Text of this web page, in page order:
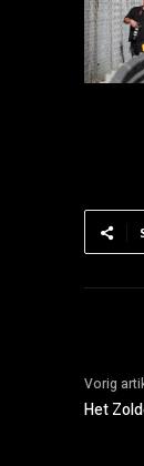
Vorig
Het